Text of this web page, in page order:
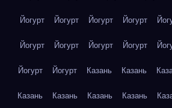
Йогурт Йогурт Йогурт Йогурт
Йогурт Йогурт Йогурт Йогурт
Йогурт Йогурт Казань Казань
Казань Казань Казань Казань